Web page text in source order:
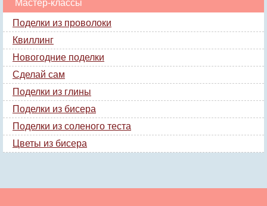
Мастер-классы
Поделки из проволоки
Квиллинг
Новогодние поделки
Сделай сам
Поделки из глины
Поделки из бисера
Поделки из соленого теста
Цветы из бисера